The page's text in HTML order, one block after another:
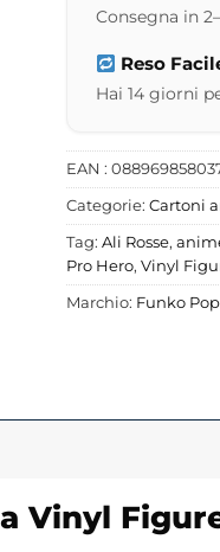
Consegna in
Reso
Hai 14 giorni
EAN :
Categorie: Cartoni
Tag: Ali Rosse,
Pro Hero, Vinyl
Marchio: Funko Pop
Figure